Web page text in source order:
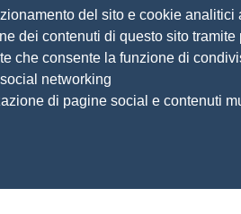
Via F.lli
Centralino
Pec
DELLA MAREMMA E DEL
del sito e cookie analitici
dei contenuti di questo sito tramite
che consente la funzione di
networking
di pagine social e contenuti